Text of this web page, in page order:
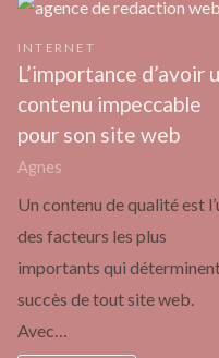
INTERNET
L’importance d’avoir
contenu impeccable
pour son site web
Agnes
Un contenu de qualité est
des facteurs les plus
importants qui
succès de tout site web.
Avec…